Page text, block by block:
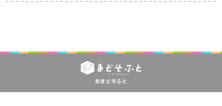
©まどそふと